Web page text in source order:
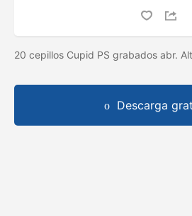
20 cepillos Cupid PS grabados abr.
Descarga